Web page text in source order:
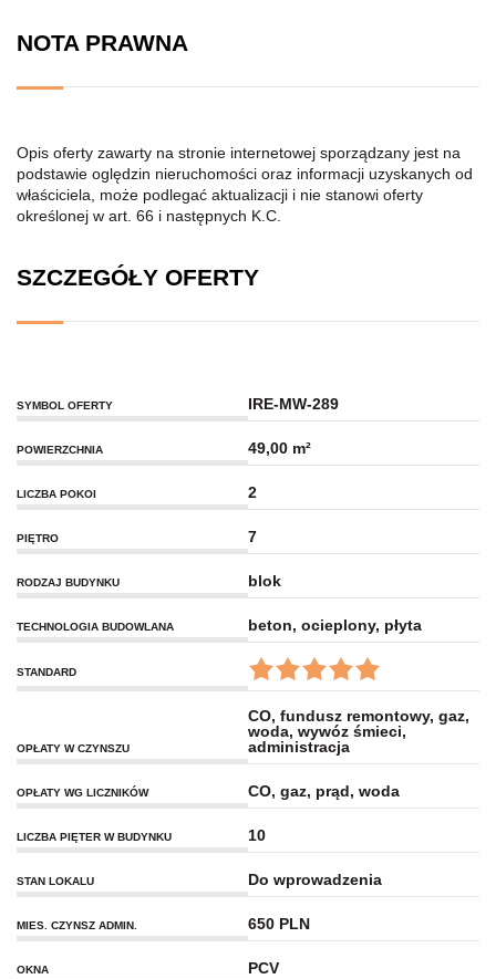
NOTA PRAWNA
Opis oferty zawarty na stronie internetowej sporządzany jest na
podstawie oględzin nieruchomości oraz informacji uzyskanych od
właściciela, może podlegać aktualizacji i nie stanowi oferty
określonej w art. 66 i następnych K.C.
SZCZEGÓŁY OFERTY
SYMBOL OFERTY IRE-MW-289
POWIERZCHNIA 49,00 m²
LICZBA POKOI 2
PIĘTRO 7
RODZAJ BUDYNKU blok
TECHNOLOGIA BUDOWLANA beton, ocieplony, płyta
STANDARD
OPŁATY W CZYNSZU
CO, fundusz remontowy, gaz,
woda, wywóz śmieci,
administracja
OPŁATY WG LICZNIKÓW CO, gaz, prąd, woda
LICZBA PIĘTER W BUDYNKU 10
STAN LOKALU Do wprowadzenia
MIES. CZYNSZ ADMIN. 650 PLN
OKNA PCV